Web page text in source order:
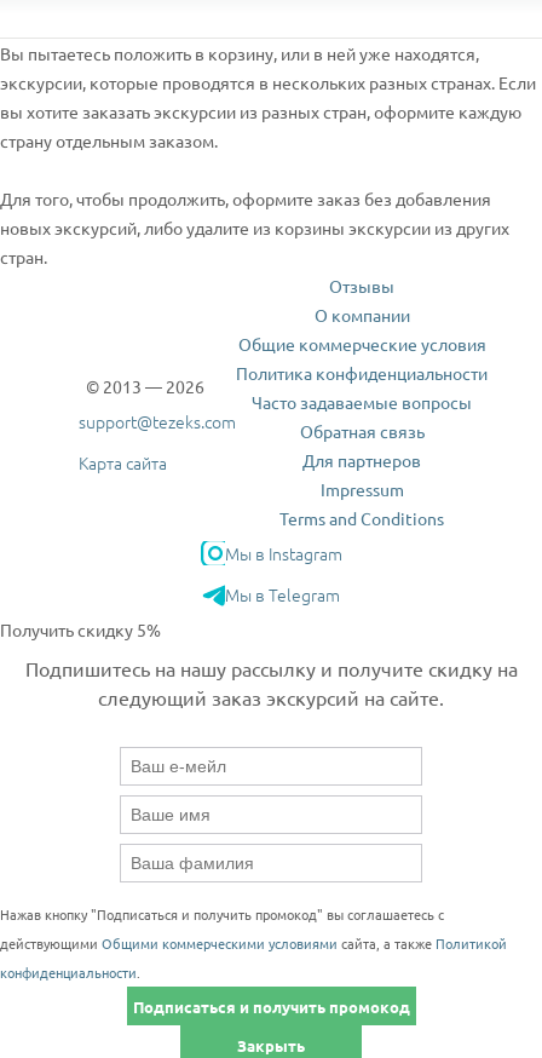
Вы пытаетесь положить в корзину, или в ней уже находятся,
экскурсии, которые проводятся в нескольких разных странах. Если
вы хотите заказать экскурсии из разных стран, оформите каждую
страну отдельным заказом.
Для того, чтобы продолжить, оформите заказ без добавления
новых экскурсий, либо удалите из корзины экскурсии из других
стран.
© 2013 — 2026
support@tezeks.com
Карта сайта
Отзывы
О компании
Общие коммерческие условия
Политика конфиденциальности
Часто задаваемые вопросы
Обратная связь
Для партнеров
Impressum
Terms and Conditions
Мы в Instagram
Мы в Telegram
Получить скидку 5%
Подпишитесь на нашу рассылку и получите скидку на
следующий заказ экскурсий на сайте.
Нажав кнопку "Подписаться и получить промокод" вы соглашаетесь с
действующими Общими коммерческими условиями сайта, а также Политикой
конфиденциальности
Подписаться и получить промокод
Закрыть